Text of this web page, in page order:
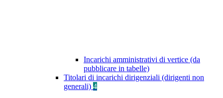
Incarichi amministrativi di vertice (da
pubblicare in tabelle)
Titolari di incarichi dirigenziali (dirigenti non
generali) 4